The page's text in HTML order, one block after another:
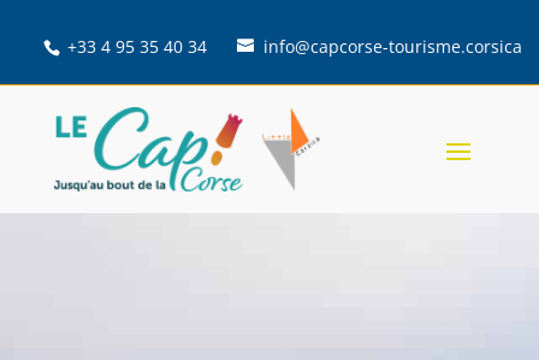
+33 4 95 35 40 34 info@capcorse-tourisme.corsica